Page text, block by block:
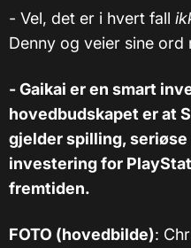
- Vel, det er i hvert fall
Denny og veier sine ord
- Gaikai er en smart
hovedbudskapet er at
gjelder spilling,
investering for
fremtiden.
FOTO (hovedbilde):